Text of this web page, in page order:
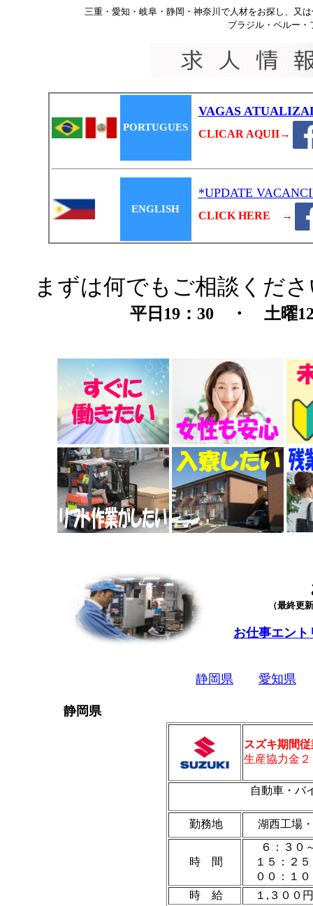
三重・愛知・岐阜・静岡・神奈川で人材をお探し、又
ブラジル・ペルー
PORTUGUES
VAGAS
CLICAR AQUII→
ENGLISH
*UPDATE
CLICK HERE →
まずは何でもご相談くだ
平日19：30 ・ 土曜
（最終更
お仕事エン
静岡県 愛知県
静岡県
スズキ期間
生産協力金
自動車・バ
勤務地 湖西工場・
時 間
６：３０
１５：２
００：
時 給
１,３００